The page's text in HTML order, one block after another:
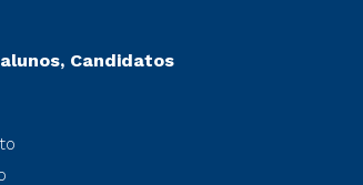
Candidatos